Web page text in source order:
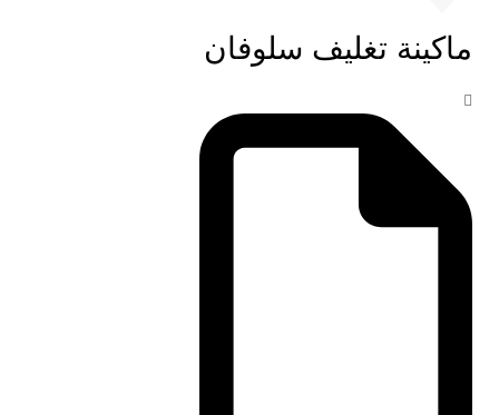
ماكينة تغليف سلوفان